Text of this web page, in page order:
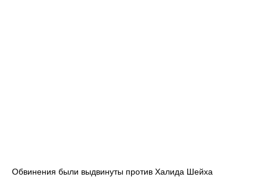
Обвинения были выдвинуты против Халида Шейха